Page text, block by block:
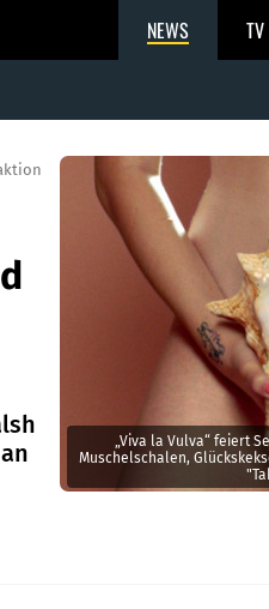
NEWS TV
„Viva la Vulva“ feiert
Muschelschalen,